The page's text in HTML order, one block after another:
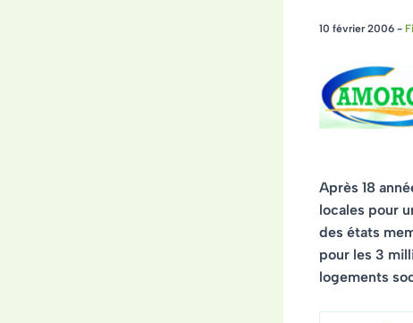
10 février 2006 -
Après 18
locales pour
des états
pour les 3
logements